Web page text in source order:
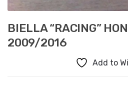
BIELLA “RACING”
2009/2016
Add to